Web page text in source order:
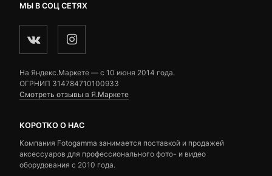
МЫ В СОЦ СЕТЯХ
На Яндекс.Маркете — c 10 июня 2014 года.
ОГРНИП 314784710100933
Смотреть отзывы в Я.Маркете
КОРОТКО О НАС
Компания Fotogamma занимается поставкой и продажей
аксессуаров для профессионального фото- и видео
оборудования с 2010 года.